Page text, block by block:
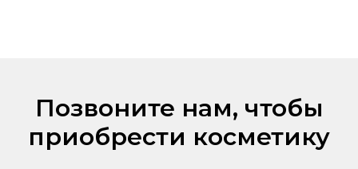
Позвоните нам, чтобы
приобрести косметику